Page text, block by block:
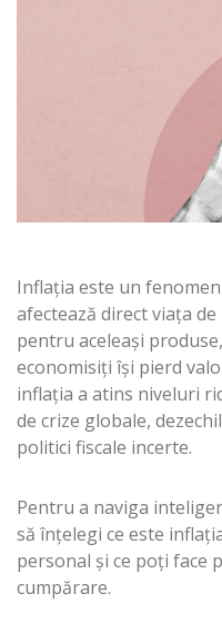
Inflația este un
afectează direct viața
pentru aceleași
economisiți își pierd
inflația a atins niveluri
de crize globale,
politici fiscale incerte.
Pentru a naviga
să înțelegi ce este
personal și ce poți face
cumpărare.